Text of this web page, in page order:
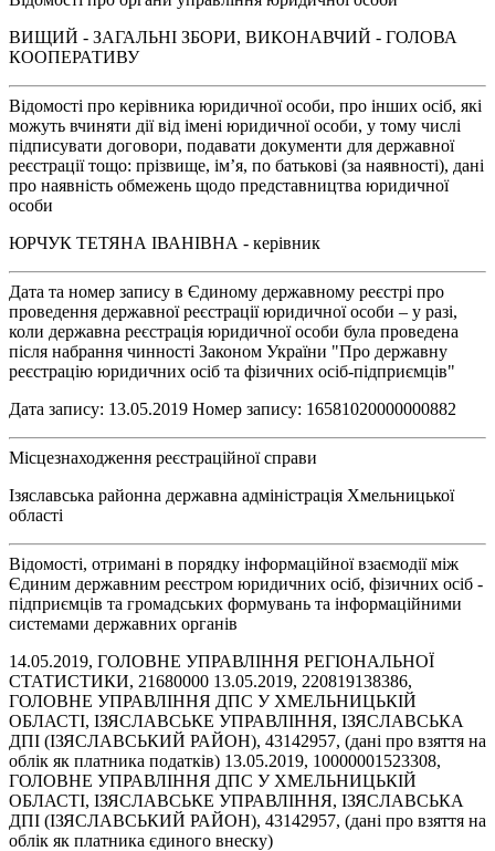
ВИЩИЙ - ЗАГАЛЬНІ ЗБОРИ, ВИКОНАВЧИЙ - ГОЛОВА
КООПЕРАТИВУ
Відомості про керівника юридичної особи, про інших осіб, які
можуть вчиняти дії від імені юридичної особи, у тому числі
підписувати договори, подавати документи для державної
реєстрації тощо: прізвище, ім’я, по батькові (за наявності), дані
про наявність обмежень щодо представництва юридичної
особи
ЮРЧУК ТЕТЯНА ІВАНІВНА - керівник
Дата та номер запису в Єдиному державному реєстрі про
проведення державної реєстрації юридичної особи – у разі,
коли державна реєстрація юридичної особи була проведена
після набрання чинності Законом України "Про державну
реєстрацію юридичних осіб та фізичних осіб-підприємців"
Дата запису: 13.05.2019 Номер запису: 16581020000000882
Місцезнаходження реєстраційної справи
Ізяславська районна державна адміністрація Хмельницької
області
Відомості, отримані в порядку інформаційної взаємодії між
Єдиним державним реєстром юридичних осіб, фізичних осіб -
підприємців та громадських формувань та інформаційними
системами державних органів
14.05.2019, ГОЛОВНЕ УПРАВЛІННЯ РЕГІОНАЛЬНОЇ
СТАТИСТИКИ, 21680000 13.05.2019, 220819138386,
ГОЛОВНЕ УПРАВЛІННЯ ДПС У ХМЕЛЬНИЦЬКІЙ
ОБЛАСТІ, ІЗЯСЛАВСЬКЕ УПРАВЛІННЯ, ІЗЯСЛАВСЬКА
ДПІ (ІЗЯСЛАВСЬКИЙ РАЙОН), 43142957, (дані про взяття на
облік як платника податків) 13.05.2019, 10000001523308,
ГОЛОВНЕ УПРАВЛІННЯ ДПС У ХМЕЛЬНИЦЬКІЙ
ОБЛАСТІ, ІЗЯСЛАВСЬКЕ УПРАВЛІННЯ, ІЗЯСЛАВСЬКА
ДПІ (ІЗЯСЛАВСЬКИЙ РАЙОН), 43142957, (дані про взяття на
облік як платника єдиного внеску)